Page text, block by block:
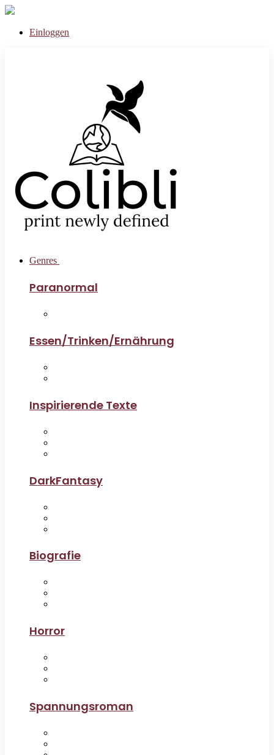
Einloggen
Genres
Paranormal
Essen/Trinken/Ernährung
Inspirierende Texte
DarkFantasy
Biografie
Horror
Spannungsroman